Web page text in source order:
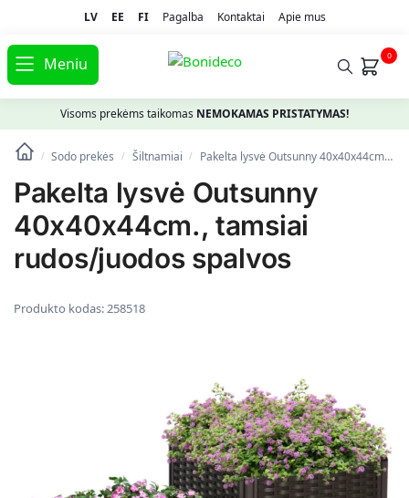
LV EE FI Pagalba Kontaktai Apie mus
Meniu 0
Visoms prekėms taikomas NEMOKAMAS PRISTATYMAS!
/ Sodo prekės / Šiltnamiai / Pakelta lysvė Outsunny 40x40x44cm., tamsiai rudos/juodos spalvos
Pakelta lysvė Outsunny
40x40x44cm., tamsiai
rudos/juodos spalvos
Produkto kodas:258518